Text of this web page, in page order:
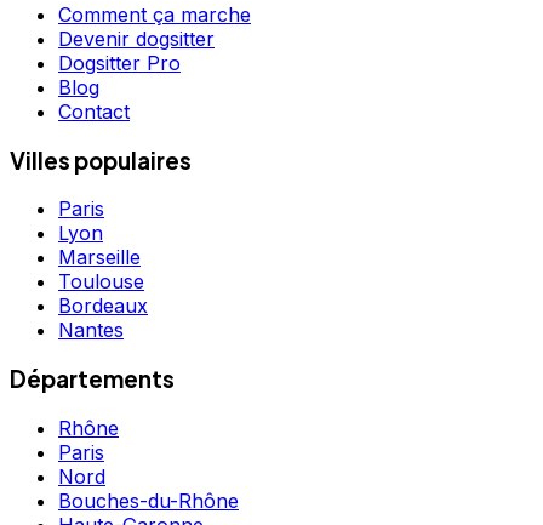
Comment ça marche
Devenir dogsitter
Dogsitter Pro
Blog
Contact
Villes populaires
Paris
Lyon
Marseille
Toulouse
Bordeaux
Nantes
Départements
Rhône
Paris
Nord
Bouches-du-Rhône